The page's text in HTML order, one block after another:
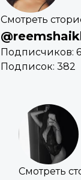
Смотреть
Подписчиков:
Подписок: 382
Смотреть